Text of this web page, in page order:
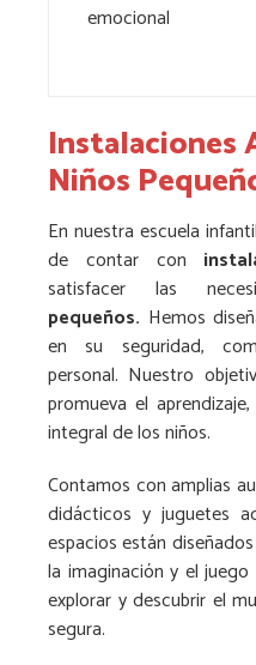
emocional
Instalaciones
Niños
En nuestra escuela
de contar con
satisfacer las
pequeños. Hemos
en su seguridad,
personal. Nuestro
promueva el
integral de los niños.
Contamos con amplias
didácticos y juguetes
espacios están
la imaginación y el
explorar y descubrir el
segura.